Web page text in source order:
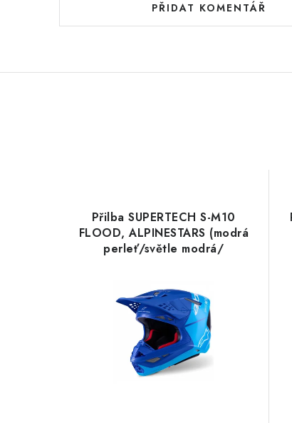
PŘIDAT KOMENTÁŘ
Přilba SUPERTECH S-M10
FLOOD, ALPINESTARS (modrá
perleť/světle modrá/